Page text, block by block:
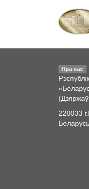
Пра нас
220033
Беларусь